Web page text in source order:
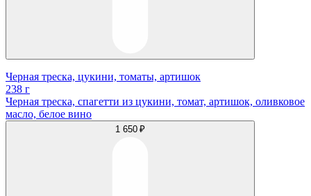
Черная треска, цукини, томаты, артишок
238 г
Черная треска, спагетти из цукини, томат, артишок, оливковое
масло, белое вино
1 650 ₽